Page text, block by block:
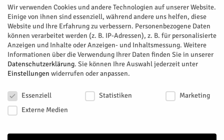
Das Entstehen sehen
Frühestens im Oktober werden die ersten Bauarbeiten am
Jülicher Marktplatz beginnen. Es ist die erste große
Maßnahme im InHK, dem integrierten Handlungskonzept.
Eingeschlossen sind in die Maßnahme der Kirchplatz und die
Kölnstraße, die aber erst nach dem MarktplatzFinale am
Wir verwenden Cookies und andere Technologien auf unserer Website.
Einige von ihnen sind essenziell, während andere uns helfen, diese
Website und Ihre Erfahrung zu verbessern. Personenbezogene Daten
können verarbeitet werden (z. B. IP-Adressen), z. B. für personalisierte
Anzeigen und Inhalte oder Anzeigen- und Inhaltsmessung. Weitere
Informationen über die Verwendung Ihrer Daten finden Sie in unserer
Datenschutzerklärung. Sie können Ihre Auswahl jederzeit unter
Einstellungen widerrufen oder anpassen.
Essenziell
Statistiken
Marketing
Externe Medien